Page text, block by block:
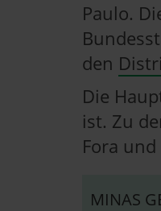
Paulo.
den
Die
ist. Zu
Fora
MINAS